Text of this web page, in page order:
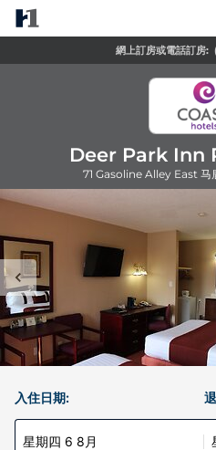
網上訂房或電話訂房:
Deer Park Inn
71 Gasoline Alley East 马
入住日期:
星期四 6 8月